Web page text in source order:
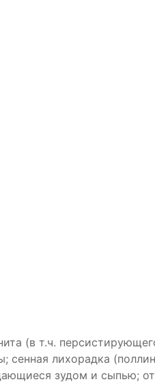
(в т.ч.
сенная лихорадка
зудом и сыпью;